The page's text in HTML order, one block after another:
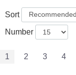
Sort
Number
1 2 3 4